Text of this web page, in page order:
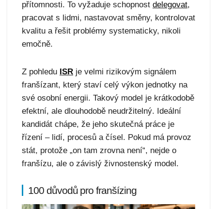
přítomnosti. To vyžaduje schopnost delegovat,
pracovat s lidmi, nastavovat směny, kontrolovat
kvalitu a řešit problémy systematicky, nikoli
emočně.
Z pohledu ISR je velmi rizikovým signálem
franšízant, který staví celý výkon jednotky na
své osobní energii. Takový model je krátkodobě
efektní, ale dlouhodobě neudržitelný. Ideální
kandidát chápe, že jeho skutečná práce je
řízení – lidí, procesů a čísel. Pokud má provoz
stát, protože „on tam zrovna není“, nejde o
franšízu, ale o závislý živnostenský model.
100 důvodů pro franšízing